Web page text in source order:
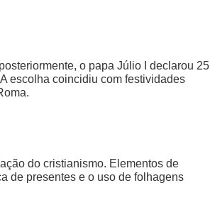
o papa Júlio I declarou 25
escolha coincidiu com festividades
do cristianismo. Elementos de
de presentes e o uso de folhagens